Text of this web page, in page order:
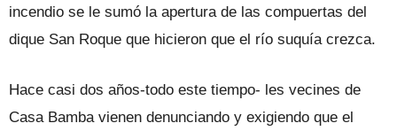
incendio se le sumó la apertura de las compuertas del
dique San Roque que hicieron que el río suquía crezca.
Hace casi dos años-todo este tiempo- les vecines de
Casa Bamba vienen denunciando y exigiendo que el